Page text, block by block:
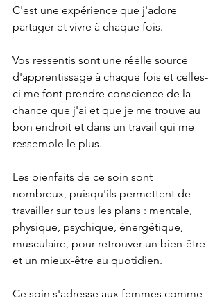
C'est une expérience que j'adore
partager et vivre à chaque fois.
Vos ressentis sont une réelle source
d'apprentissage à chaque fois et celles-
ci me font prendre conscience de la
chance que j'ai et que je me trouve au
bon endroit et dans un travail qui me
ressemble le plus.
Les bienfaits de ce soin sont
nombreux, puisqu'ils permettent de
travailler sur tous les plans : mentale,
physique, psychique, énergétique,
musculaire, pour retrouver un bien-être
et un mieux-être au quotidien.
Ce soin s'adresse aux femmes comme